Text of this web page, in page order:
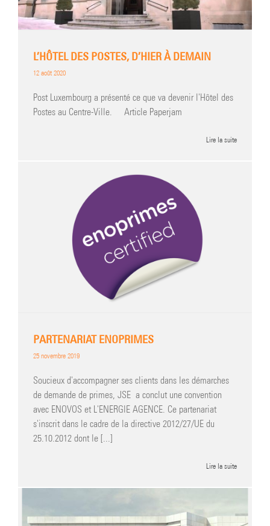
L’HÔTEL DES POSTES, D’HIER À DEMAIN
12 août 2020
Post Luxembourg a présenté ce que va devenir l'Hôtel des
Postes au Centre-Ville. Article Paperjam
Lire la suite
PARTENARIAT ENOPRIMES
25 novembre 2019
Soucieux d'accompagner ses clients dans les démarches
de demande de primes, JSE a conclut une convention
avec ENOVOS et L'ENERGIE AGENCE. Ce partenariat
s'inscrit dans le cadre de la directive 2012/27/UE du
25.10.2012 dont le [...]
Lire la suite